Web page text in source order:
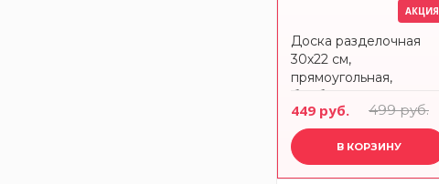
АКЦИЯ
Доска разделочная
30х22 см,
прямоугольная,
бамбук, Calm ANNA
LAFARG
449 руб. 499 руб.
В КОРЗИНУ